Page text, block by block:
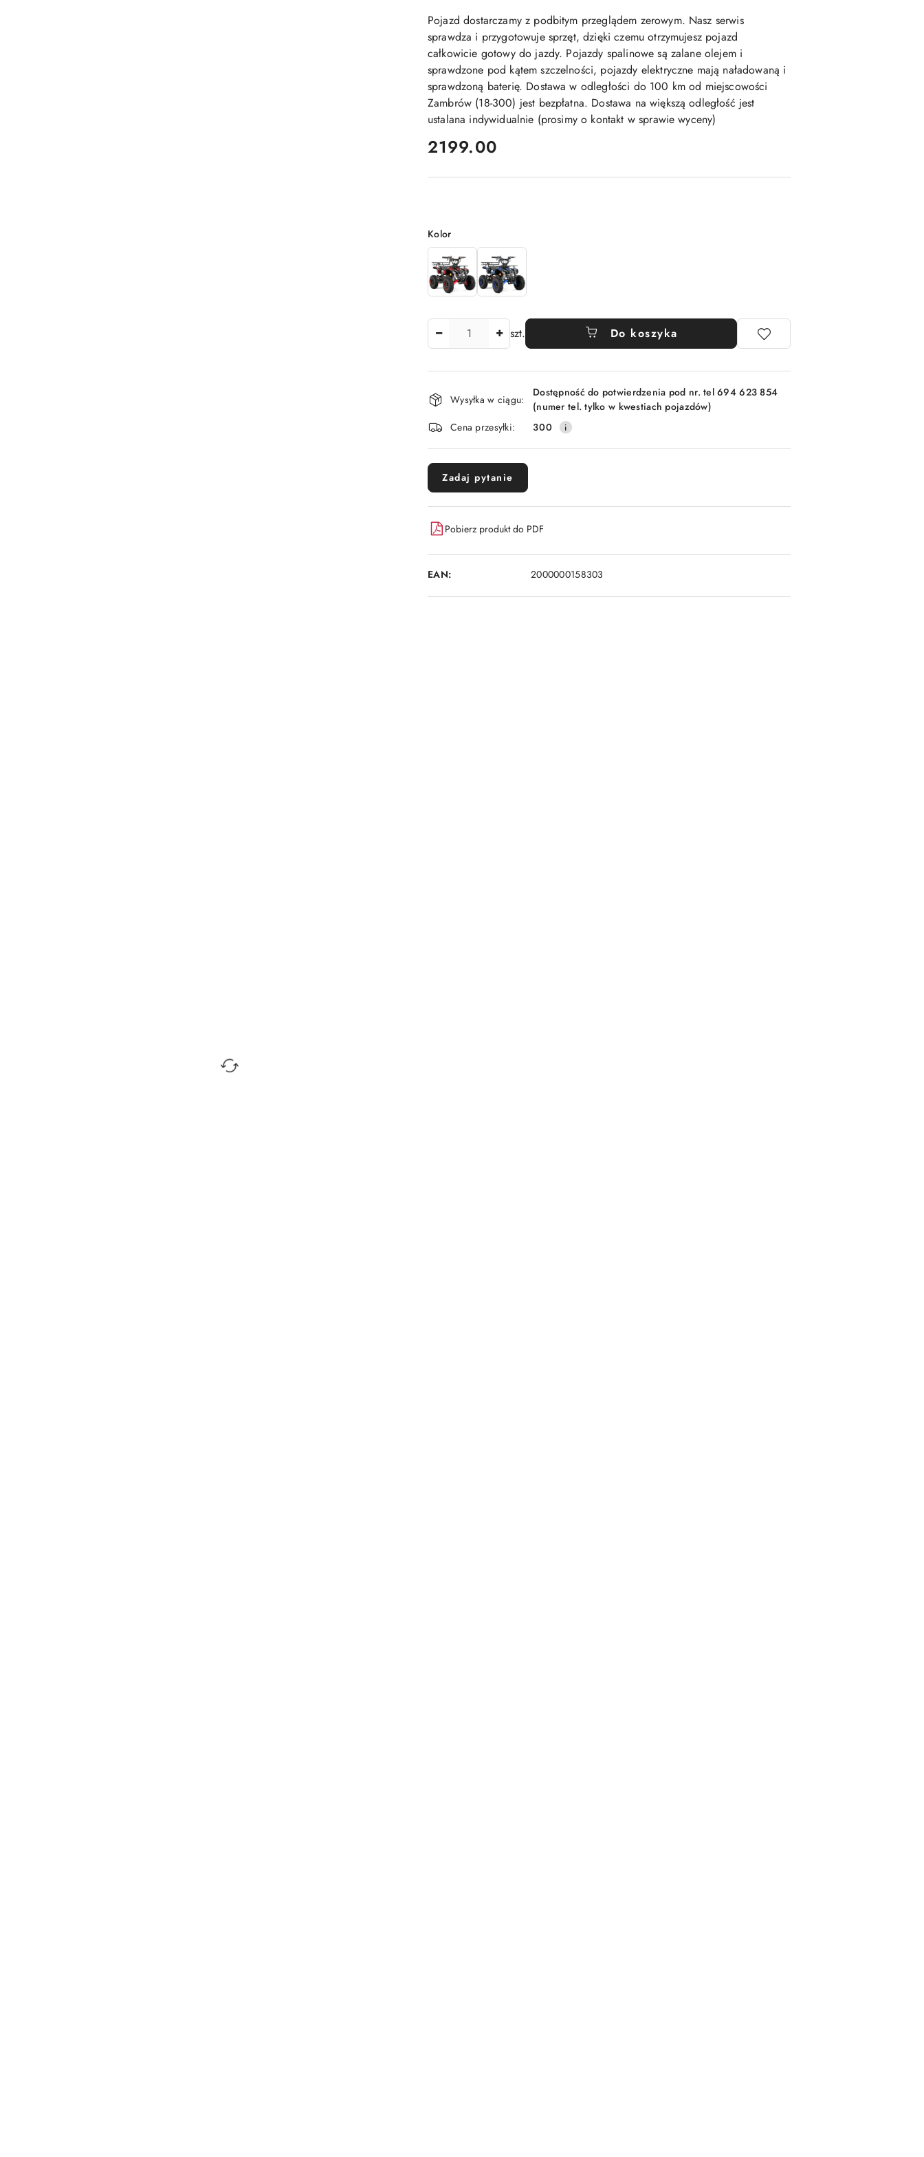
Pojazd dostarczamy z podbitym przeglądem zerowym. Nasz serwis
sprawdza i przygotowuje sprzęt, dzięki czemu otrzymujesz pojazd
całkowicie gotowy do jazdy. Pojazdy spalinowe są zalane olejem i
sprawdzone pod kątem szczelności, pojazdy elektryczne mają naładowaną i
sprawdzoną baterię. Dostawa w odległości do 100 km od miejscowości
Zambrów (18-300) jest bezpłatna. Dostawa na większą odległość jest
ustalana indywidualnie (prosimy o kontakt w sprawie wyceny)
cena:
2199.00
Wariant
Kolor
szt. Do koszyka
i
dostawa
Wysyłka w ciągu:
Dostępność do potwierdzenia pod nr. tel 694 623 854
(numer tel. tylko w kwestiach pojazdów)
Cena przesyłki:
300
Zadaj pytanie
Pobierz produkt do PDF
EAN: 2000000158303